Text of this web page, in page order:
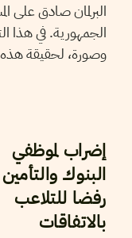
البرلمان صادق على
الجمهورية. في هذا
وصورة، لحقيقة هذه
إضراب لموظفي
البنوك والتأمين
رفضا للتلاعب
بالاتفاقات